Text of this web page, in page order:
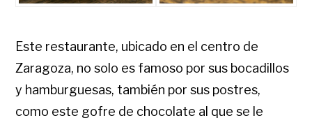
Este restaurante, ubicado en el centro de
Zaragoza, no solo es famoso por sus bocadillos
y hamburguesas, también por sus postres,
como este gofre de chocolate al que se le